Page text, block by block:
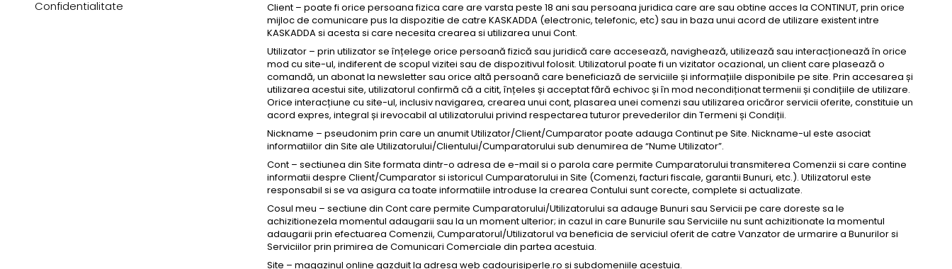
Seturi Perle cu Argint
Client – poate fi orice persoana fizica care are varsta peste 18 ani sau persoana juridica care are sau obtine acces la CONTINUT, prin orice
mijloc de comunicare pus la dispozitie de catre KASKADDA (electronic, telefonic, etc) sau in baza unui acord de utilizare existent intre
KASKADDA si acesta si care necesita crearea si utilizarea unui Cont.
Utilizator – prin utilizator se înțelege orice persoană fizică sau juridică care accesează, navighează, utilizează sau interacționează în orice
mod cu site-ul, indiferent de scopul vizitei sau de dispozitivul folosit. Utilizatorul poate fi un vizitator ocazional, un client care plasează o
comandă, un abonat la newsletter sau orice altă persoană care beneficiază de serviciile și informațiile disponibile pe site. Prin accesarea și
utilizarea acestui site, utilizatorul confirmă că a citit, înțeles și acceptat fără echivoc și în mod necondiționat termenii și condițiile de utilizare.
Orice interacțiune cu site-ul, inclusiv navigarea, crearea unui cont, plasarea unei comenzi sau utilizarea oricăror servicii oferite, constituie un
acord expres, integral și irevocabil al utilizatorului privind respectarea tuturor prevederilor din Termeni și Condiții.
Nickname – pseudonim prin care un anumit Utilizator/Client/Cumparator poate adauga Continut pe Site. Nickname-ul este asociat
informatiilor din Site ale Utilizatorului/Clientului/Cumparatorului sub denumirea de “Nume Utilizator”.
Cont – sectiunea din Site formata dintr-o adresa de e-mail si o parola care permite Cumparatorului transmiterea Comenzii si care contine
informatii despre Client/Cumparator si istoricul Cumparatorului in Site (Comenzi, facturi fiscale, garantii Bunuri, etc.). Utilizatorul este
responsabil si se va asigura ca toate informatiile introduse la crearea Contului sunt corecte, complete si actualizate.
Cosul meu – sectiune din Cont care permite Cumparatorului/Utilizatorului sa adauge Bunuri sau Servicii pe care doreste sa le
achizitionezela momentul adaugarii sau la un moment ulterior; in cazul in care Bunurile sau Serviciile nu sunt achizitionate la momentul
adaugarii prin efectuarea Comenzii, Cumparatorul/Utilizatorul va beneficia de serviciul oferit de catre Vanzator de urmarire a Bunurilor si
Serviciilor prin primirea de Comunicari Comerciale din partea acestuia.
Site – magazinul online gazduit la adresa web cadourisiperle.ro si subdomeniile acestuia.
Confidentialitate